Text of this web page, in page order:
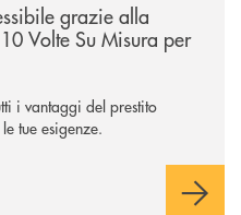
grazie alla
Volte Su Misura per
i vantaggi del prestito
tue esigenze.